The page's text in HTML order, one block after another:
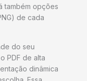
também opções
de cada
do seu
PDF de alta
dinâmica